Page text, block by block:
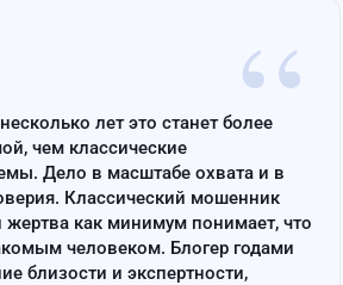
“
лет это станет более
чем классические
Дело в масштабе охвата и в
Классический мошенник
жертва как минимум понимает, что
человеком. Блогер годами
близости и экспертности,